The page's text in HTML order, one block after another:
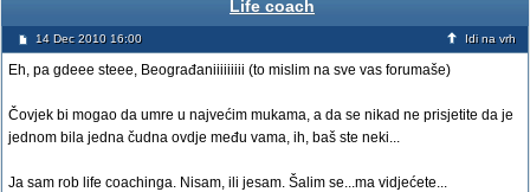
Life coach
14 Dec 2010 16:00 Idi na vrh
Eh, pa gdeee steee, Beograđaniiiiiiiii (to mislim na sve vas forumaše)
Čovjek bi mogao da umre u najvećim mukama, a da se nikad ne prisjetite da je
jednom bila jedna čudna ovdje među vama, ih, baš ste neki...
Ja sam rob life coachinga. Nisam, ili jesam. Šalim se...ma vidjećete...